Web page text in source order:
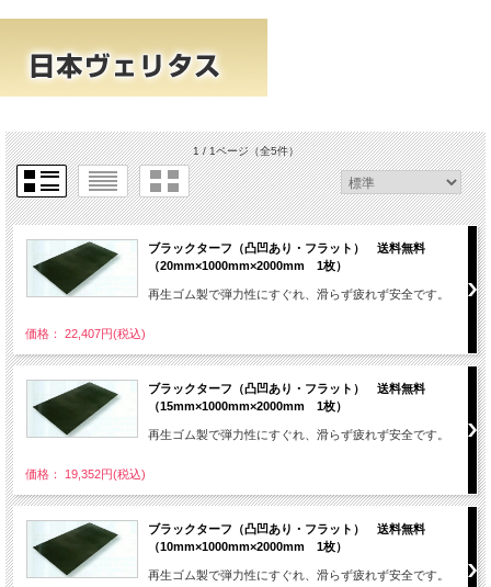
1 / 1ページ（全5件）
ブラックターフ（凸凹あり・フラット） 送料無料
（20mm×1000mm×2000mm 1枚）
再生ゴム製で弾力性にすぐれ、滑らず疲れず安全です。
価格： 22,407円(税込)
ブラックターフ（凸凹あり・フラット） 送料無料
（15mm×1000mm×2000mm 1枚）
再生ゴム製で弾力性にすぐれ、滑らず疲れず安全です。
価格： 19,352円(税込)
ブラックターフ（凸凹あり・フラット） 送料無料
（10mm×1000mm×2000mm 1枚）
再生ゴム製で弾力性にすぐれ、滑らず疲れず安全です。